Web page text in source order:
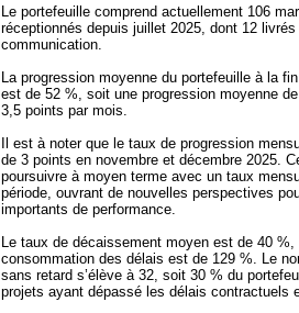
Le portefeuille comprend actuellement 106
réceptionnés depuis juillet 2025, dont 12
communication.
La progression moyenne du portefeuille à la
est de 52 %, soit une progression moyenne
3,5 points par mois.
Il est à noter que le taux de progression
de 3 points en novembre et décembre 2025.
poursuivre à moyen terme avec un taux
période, ouvrant de nouvelles perspectives
importants de performance.
Le taux de décaissement moyen est de 40
consommation des délais est de 129 %. Le
sans retard s’élève à 32, soit 30 % du
projets ayant dépassé les délais contractuels